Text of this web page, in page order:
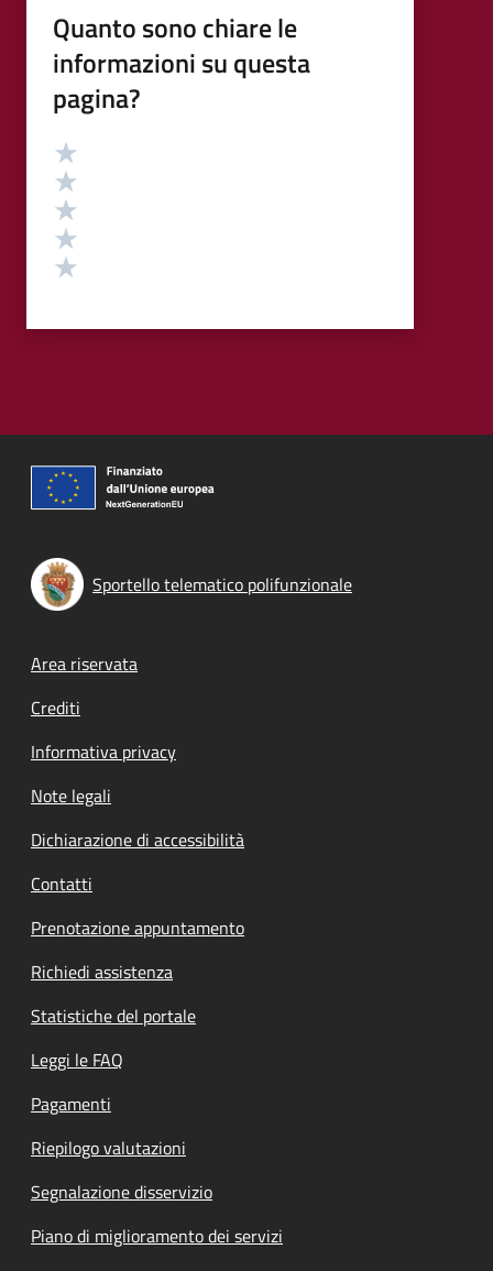
Quanto sono chiare le
informazioni su questa
pagina?
Valutazione
Sportello telematico polifunzionale
Footer menu
Area riservata
Crediti
Informativa privacy
Note legali
Dichiarazione di accessibilità
Contatti
Prenotazione appuntamento
Richiedi assistenza
Statistiche del portale
Leggi le FAQ
Pagamenti
Riepilogo valutazioni
Segnalazione disservizio
Piano di miglioramento dei servizi